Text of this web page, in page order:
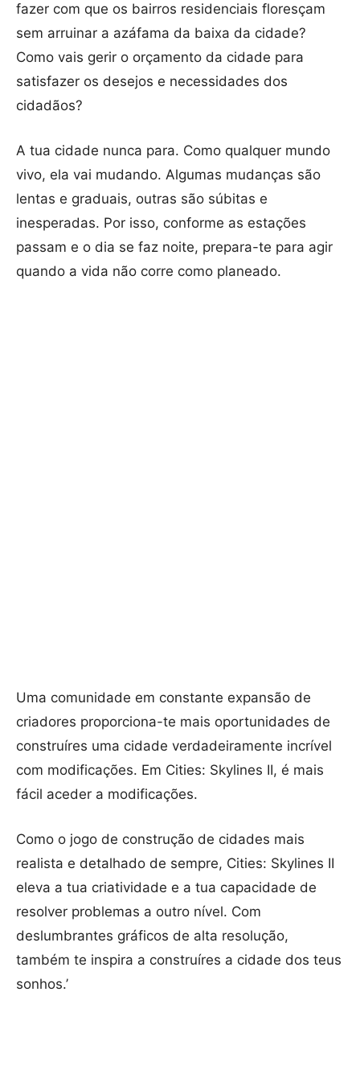
fazer com que os bairros residenciais floresçam
sem arruinar a azáfama da baixa da cidade?
Como vais gerir o orçamento da cidade para
satisfazer os desejos e necessidades dos
cidadãos?
A tua cidade nunca para. Como qualquer mundo
vivo, ela vai mudando. Algumas mudanças são
lentas e graduais, outras são súbitas e
inesperadas. Por isso, conforme as estações
passam e o dia se faz noite, prepara-te para agir
quando a vida não corre como planeado.
Uma comunidade em constante expansão de
criadores proporciona-te mais oportunidades de
construíres uma cidade verdadeiramente incrível
com modificações. Em Cities: Skylines II, é mais
fácil aceder a modificações.
Como o jogo de construção de cidades mais
realista e detalhado de sempre, Cities: Skylines II
eleva a tua criatividade e a tua capacidade de
resolver problemas a outro nível. Com
deslumbrantes gráficos de alta resolução,
também te inspira a construíres a cidade dos teus
sonhos.’